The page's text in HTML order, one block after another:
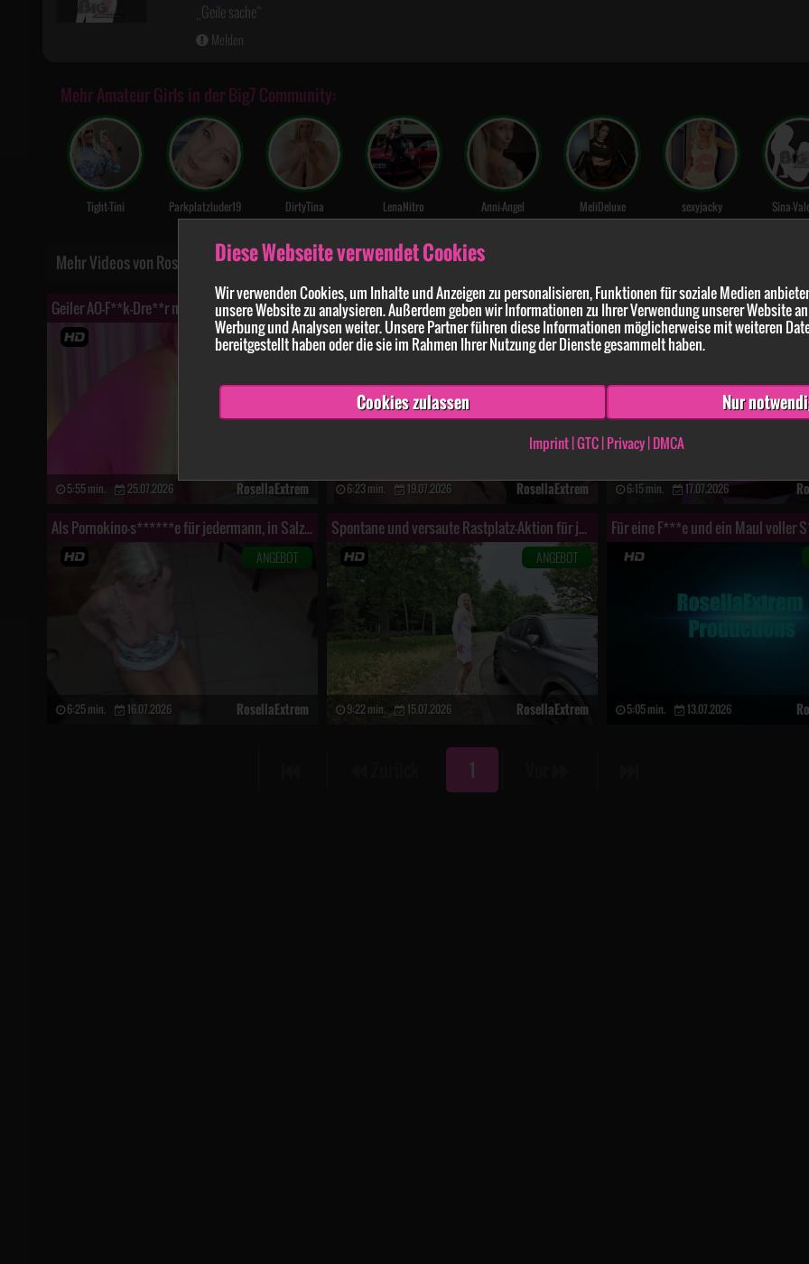
Diese Webseite verwendet Cookies
Wir verwenden Cookies, um Inhalte und Anzeigen zu personalisieren, Funktionen für soziale Medien
unsere Website zu analysieren. Außerdem geben wir Informationen zu Ihrer Verwendung unserer Website
Werbung und Analysen weiter. Unsere Partner führen diese Informationen möglicherweise mit weiteren
bereitgestellt haben oder die sie im Rahmen Ihrer Nutzung der Dienste gesammelt haben.
Cookies zulassen Nur
Imprint|GTC|Privacy|DMCA
Geile sache
Melden
Mehr Amateur Girls in der Big7 Community:
Tight-Tini Parkplatzluder19 DirtyTina LenaNitro Anni-Angel MeliDeluxe sexyjacky Sina-
Mehr Videos von RosellaExtrem
Geiler AO-F**k-Dre**r mit Joy, Rosella u. einem BBC! Inklusive C**swapping aus F***e u. Maul! Teil 3
5:55 min. 25.07.2026 RosellaExtrem
Die Hochzeit, die aus dem Ruder lief! Teil 17
6:23 min. 19.07.2026 RosellaExtrem 6:15 min. 17.07.2026
Als Pornokino-s******e für jedermann, in Salzburg unterwegs! Teil 4
ANGEBOT
6:25 min. 16.07.2026 RosellaExtrem
Spontane und versaute Rastplatz-Aktion für jedermann! Teil 1
ANGEBOT
9:22 min. 15.07.2026 RosellaExtrem 5:05 min. 13.07.2026
1